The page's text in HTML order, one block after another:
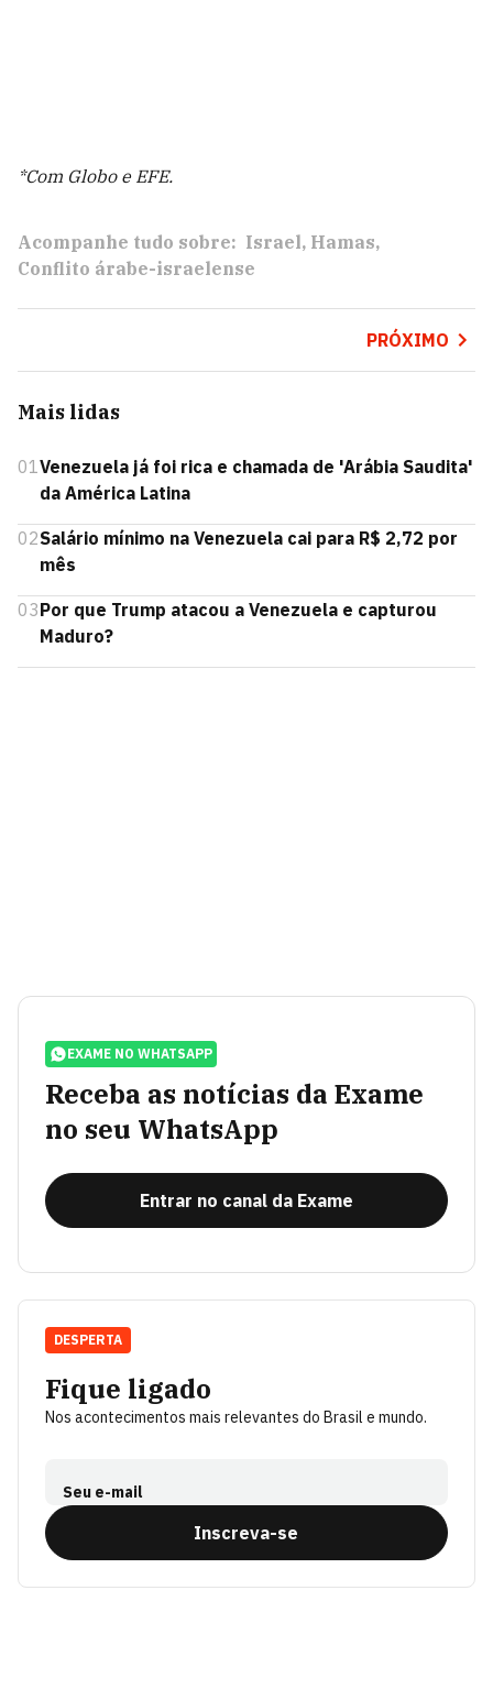
*Com Globo e EFE.
Acompanhe tudo sobre: Israel Hamas
Conflito árabe-israelense
PRÓXIMO
Mais lidas
01Venezuela já foi rica e chamada de 'Arábia Saudita'
da América Latina
02Salário mínimo na Venezuela cai para R$ 2,72 por
mês
03Por que Trump atacou a Venezuela e capturou
Maduro?
EXAME NO WHATSAPP
Receba as notícias da Exame
no seu WhatsApp
Entrar no canal da Exame
Fique ligado
Nos acontecimentos mais relevantes do Brasil e mundo.
Seu e-mail
Inscreva-se
DESPERTA